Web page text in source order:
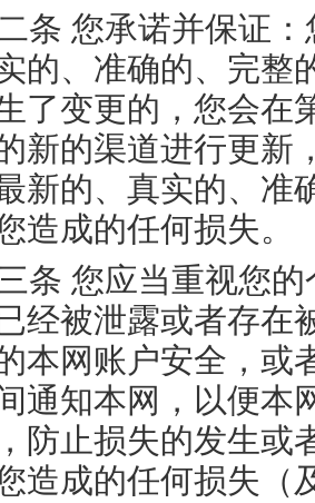
条 您承诺并保证
的、准确的、完整
了变更的，您会在
新的渠道进行更新
新的、真实的、准
造成的任何损失。
条 您应当重视您
经被泄露或者存在
本网账户安全，或
通知本网，以便本
防止损失的发生或
造成的任何损失（